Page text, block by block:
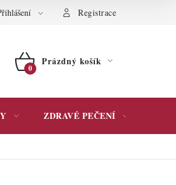
Registrace
NÁKUPNÍ
Prázdný košík
ZDRAVÉ PEČENÍ